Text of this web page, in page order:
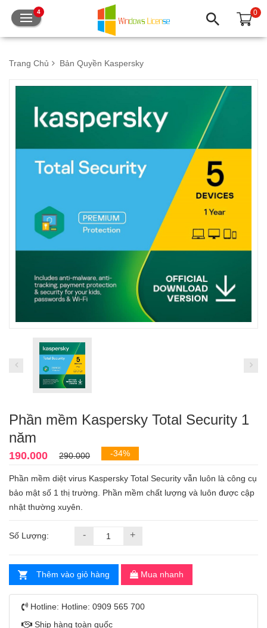
4 0
Trang Chủ Bản Quyền Kaspersky
Phần mềm Kaspersky Total Security 1
năm
190.000 290.000 -34%
Phần mềm diệt virus Kaspersky Total Security vẫn luôn là công cụ
bảo mật số 1 thị trường. Phần mềm chất lượng và luôn được cập
nhật thường xuyên.
Số Lượng: - +
Thêm vào giỏ hàng Mua nhanh
Hotline: Hotline: 0909 565 700
Ship hàng toàn quốc